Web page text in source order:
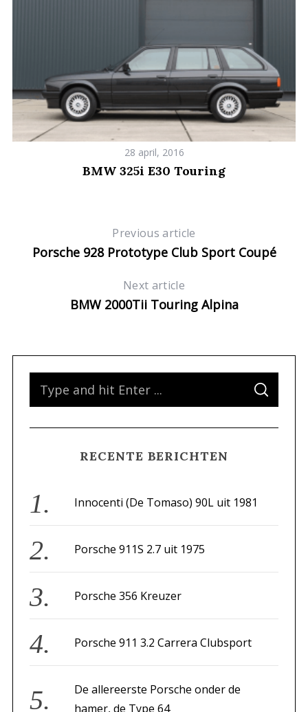
28 april, 2016
BMW 325i E30 Touring
Previous article
Porsche 928 Prototype Club Sport Coupé
Next article
BMW 2000Tii Touring Alpina
f
o
:
S
A
C
RECENTE BERICHTEN
Innocenti (De Tomaso) 90L uit 1981
Porsche 911S 2.7 uit 1975
Porsche 356 Kreuzer
Porsche 911 3.2 Carrera Clubsport
De allereerste Porsche onder de
hamer, de Type 64